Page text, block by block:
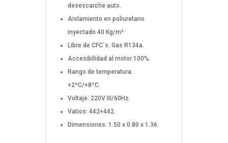
desescarche auto.
Aislamiento en poliuretano
inyectado 40 Kg/m³
Libre de CFC´s. Gas R134a.
Accesibilidad al motor 100%.
Rango de temperatura:
+2ºC/+8ºC.
Voltaje: 220V III/60Hz.
Vatios: 442+442.
Dimensiones: 1.50 x 0.80 x 1.36.